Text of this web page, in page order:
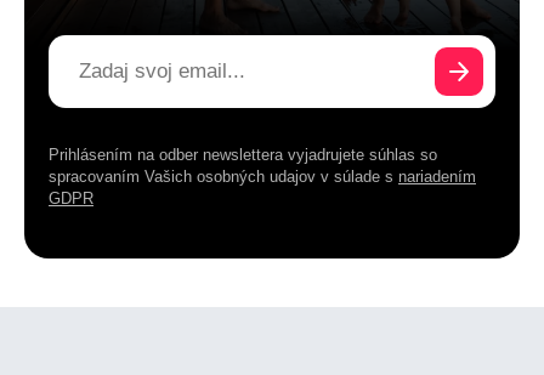
Prihlásením na odber newslettera vyjadrujete súhlas so
spracovaním Vašich osobných udajov v súlade s nariadením
GDPR